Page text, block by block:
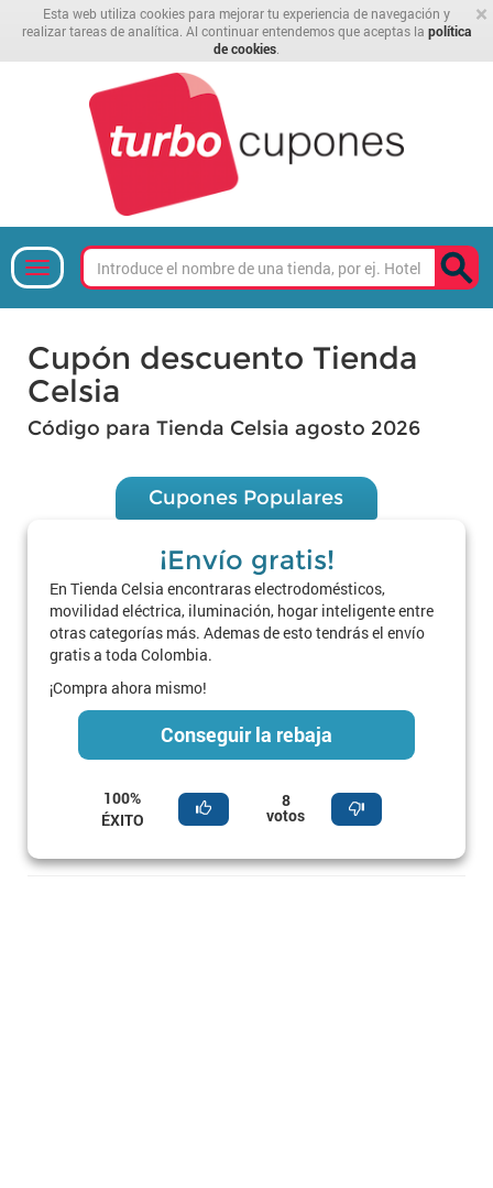
×
Esta web utiliza cookies para mejorar tu experiencia de navegación y
realizar tareas de analítica. Al continuar entendemos que aceptas la política
de cookies
Cupón descuento Tienda
Celsia
Código para Tienda Celsia agosto 2026
Cupones Populares
¡Envío gratis!
En Tienda Celsia encontraras electrodomésticos,
movilidad eléctrica, iluminación, hogar inteligente entre
otras categorías más. Ademas de esto tendrás el envío
gratis a toda Colombia.
¡Compra ahora mismo!
Conseguir la rebaja
100%
ÉXITO
8
votos